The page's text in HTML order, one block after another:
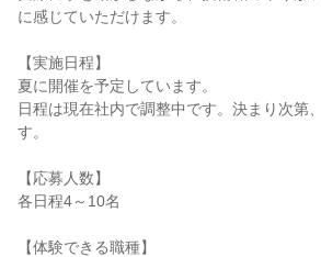
に感じていただけます。
【実施日程】
夏に開催を予定しています。
日程は現在社内で調整中です。決まり次第
す。
【応募人数】
各日程4～10名
【体験できる職種】